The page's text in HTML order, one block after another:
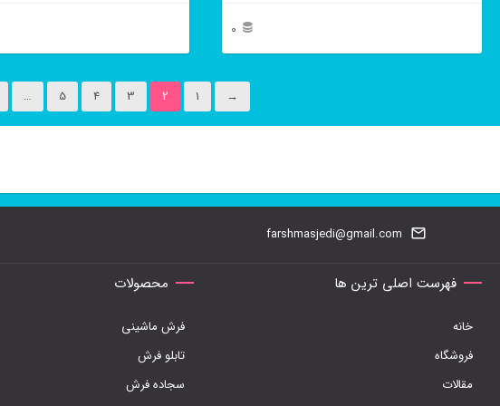
0
دارای
می
ممکن
است
محصول
دارای
می
ممکن
است
در
→
1
2
3
4
5
…
farshmasjedi@gmail.com
فهرست اصلی ترین ها
خانه
فروشگاه
مقالات
محصولات
فرش ماشینی
تابلو فرش
سجاده فرش